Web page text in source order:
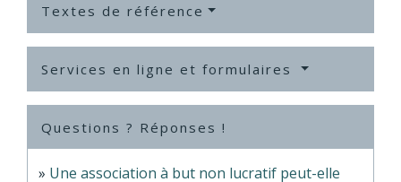
Textes de référence
Services en ligne et formulaires
Questions ? Réponses !
Une association à but non lucratif peut-elle